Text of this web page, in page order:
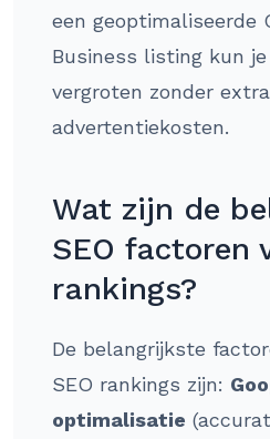
een geoptimaliseerde
Business listing kun
vergroten zonder extra
advertentiekosten.
Wat zijn de
SEO factoren
rankings?
De belangrijkste
SEO rankings zijn:
optimalisatie